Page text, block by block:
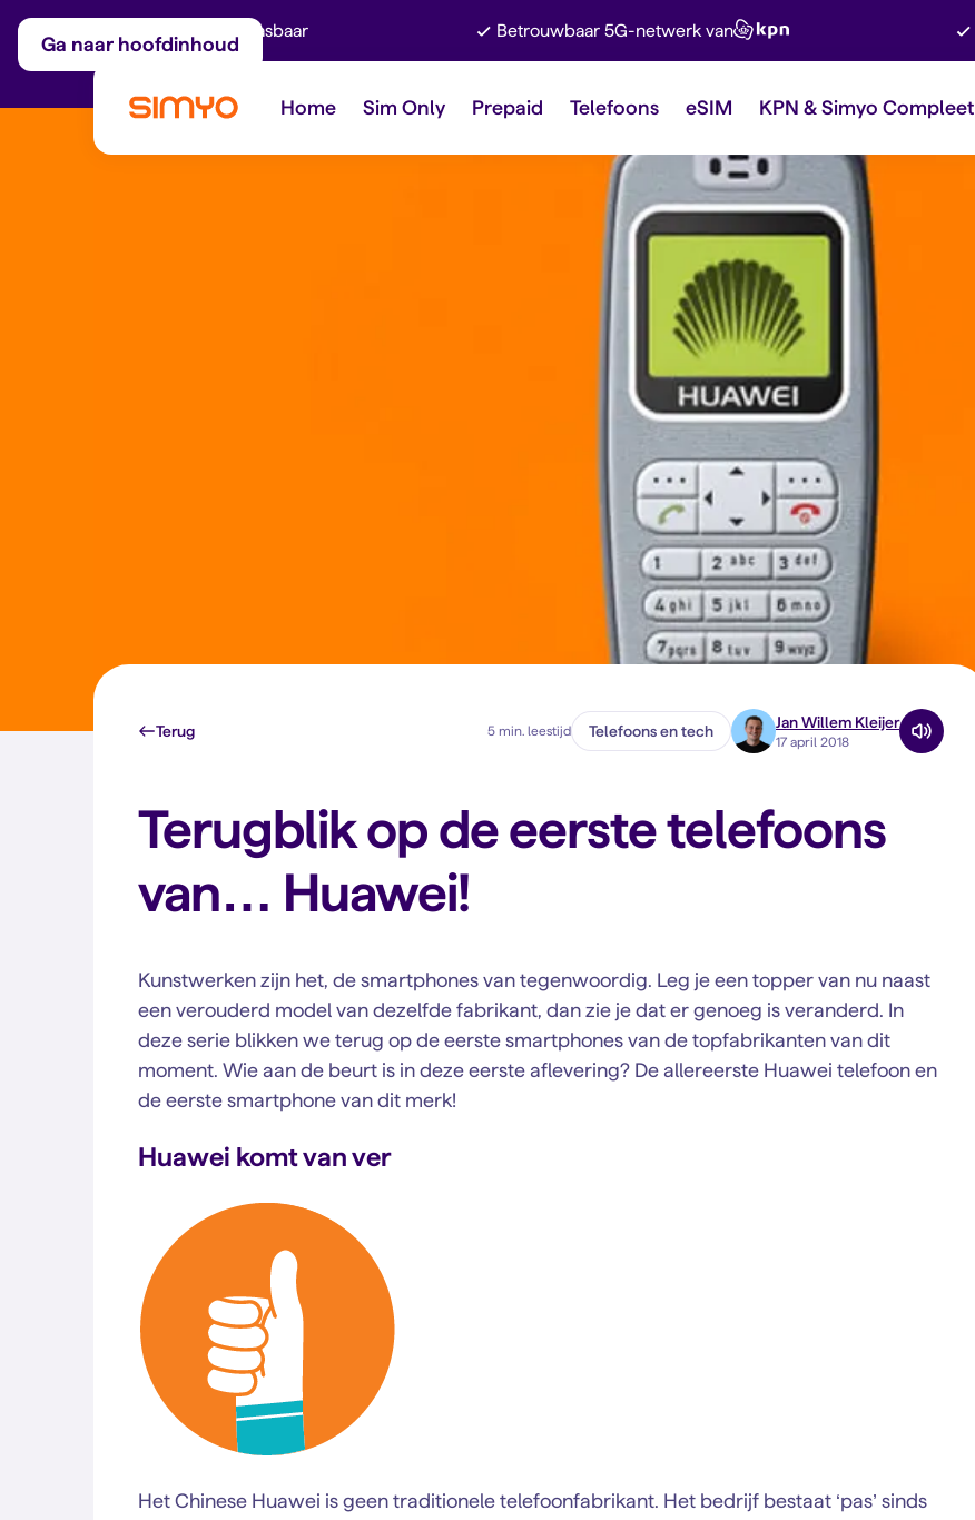
Ga naar hoofdinhoud
Maandelijks aanpasbaar Betrouwbaar 5G-netwerk van
Home Sim Only Prepaid Telefoons eSIM KPN & Simyo Compleet
Terug 5 min. leestijd Telefoons en tech Jan Willem Kleijer
17 april 2018
Terugblik op de eerste telefoons
van… Huawei!
Kunstwerken zijn het, de smartphones van tegenwoordig. Leg je een topper van nu naast
een verouderd model van dezelfde fabrikant, dan zie je dat er genoeg is veranderd. In
deze serie blikken we terug op de eerste smartphones van de topfabrikanten van dit
moment. Wie aan de beurt is in deze eerste aflevering? De allereerste Huawei telefoon en
de eerste smartphone van dit merk!
Huawei komt van ver
Het Chinese Huawei is geen traditionele telefoonfabrikant. Het bedrijf bestaat ‘pas’ sinds